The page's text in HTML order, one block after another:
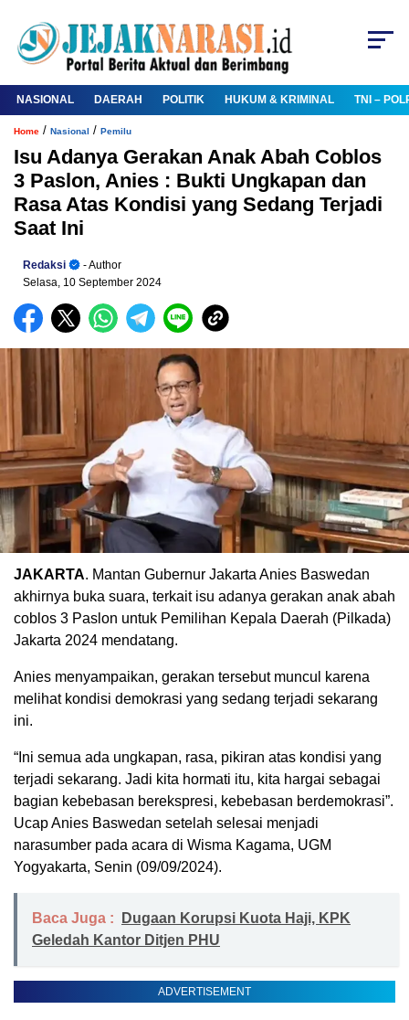
NASIONAL DAERAH POLITIK HUKUM & KRIMINAL TNI –
Home / Nasional / Pemilu
Isu Adanya Gerakan Anak Abah Coblos
3 Paslon, Anies : Bukti Ungkapan dan
Rasa Atas Kondisi yang Sedang Terjadi
Saat Ini
Redaksi
- Author
Selasa, 10 September 2024
JAKARTA. Mantan Gubernur Jakarta Anies Baswedan
akhirnya buka suara, terkait isu adanya gerakan anak abah
coblos 3 Paslon untuk Pemilihan Kepala Daerah (Pilkada)
Jakarta 2024 mendatang.
Anies menyampaikan, gerakan tersebut muncul karena
melihat kondisi demokrasi yang sedang terjadi sekarang
ini.
“Ini semua ada ungkapan, rasa, pikiran atas kondisi yang
terjadi sekarang. Jadi kita hormati itu, kita hargai sebagai
bagian kebebasan berekspresi, kebebasan berdemokrasi”.
Ucap Anies Baswedan setelah selesai menjadi
narasumber pada acara di Wisma Kagama, UGM
Yogyakarta, Senin (09/09/2024).
Baca Juga :
Dugaan Korupsi Kuota Haji, KPK
Geledah Kantor Ditjen PHU
ADVERTISEMENT